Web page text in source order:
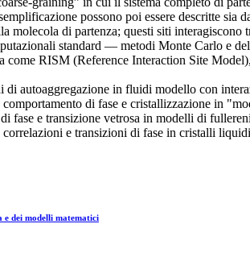
possono poi essere descritte
molecola di partenza; questi siti
standard — metodi Monte Carlo e
come RISM (Reference Interaction Site
di autoaggregazione in fluidi modello con
di fase e cristallizzazione in
fase e transizione vetrosa in modelli di
e transizioni di fase in cristalli
e dei modelli matematici